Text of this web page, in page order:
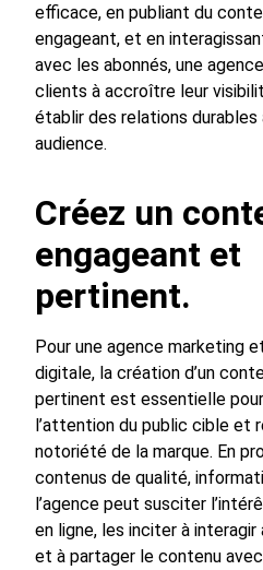
efficace, en publiant du
engageant, et en
avec les abonnés, une
clients à accroître leur
établir des relations durables
audience.
Créez un
engageant et
pertinent.
Pour une agence marketing
digitale, la création d’un
pertinent est essentielle
l’attention du public cible et
notoriété de la marque. En
contenus de qualité,
l’agence peut susciter
en ligne, les inciter à interagir
et à partager le contenu